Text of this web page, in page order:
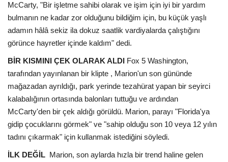
McCarty, "Bir işletme sahibi olarak ve işim için iyi bir yardım
bulmanın ne kadar zor olduğunu bildiğim için, bu küçük yaşlı
adamın hâlâ sekiz ila dokuz saatlik vardiyalarda çalıştığını
görünce hayretler içinde kaldım" dedi.
BİR KISMINI ÇEK OLARAK ALDI Fox 5 Washington,
tarafından yayınlanan bir klipte , Marion'un son gününde
mağazadan ayrıldığı, park yerinde tezahürat yapan bir seyirci
kalabalığının ortasında balonları tuttuğu ve ardından
McCarty'den bir çek aldığı görüldü. Marion, parayı "Florida'ya
gidip çocuklarını görmek" ve "sahip olduğu son 10 veya 12 yılın
tadını çıkarmak" için kullanmak istediğini söyledi.
İLK DEĞİL Marion, son aylarda hızla bir trend haline gelen